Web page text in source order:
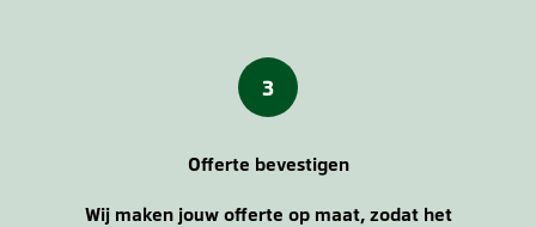
3
Offerte bevestigen
Wij maken jouw offerte op maat, zodat het